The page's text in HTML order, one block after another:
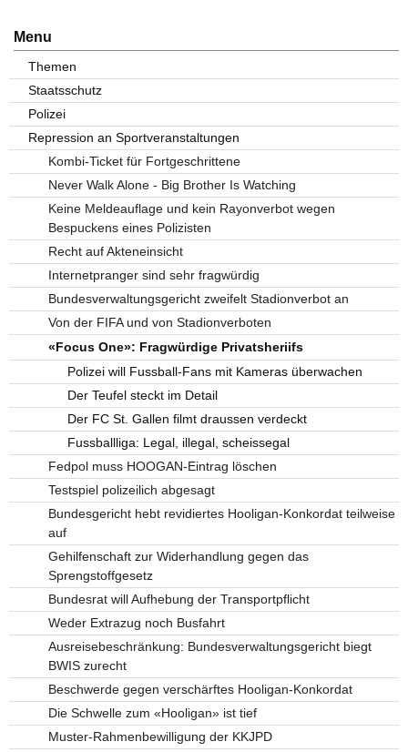
Menu
Themen
Staatsschutz
Polizei
Repression an Sportveranstaltungen
Kombi-Ticket für Fortgeschrittene
Never Walk Alone - Big Brother Is Watching
Keine Meldeauflage und kein Rayonverbot wegen
Bespuckens eines Polizisten
Recht auf Akteneinsicht
Internetpranger sind sehr fragwürdig
Bundesverwaltungsgericht zweifelt Stadionverbot an
Von der FIFA und von Stadionverboten
«Focus One»: Fragwürdige Privatsheriifs
Polizei will Fussball-Fans mit Kameras überwachen
Der Teufel steckt im Detail
Der FC St. Gallen filmt draussen verdeckt
Fussballliga: Legal, illegal, scheissegal
Fedpol muss HOOGAN-Eintrag löschen
Testspiel polizeilich abgesagt
Bundesgericht hebt revidiertes Hooligan-Konkordat teilweise
auf
Gehilfenschaft zur Widerhandlung gegen das
Sprengstoffgesetz
Bundesrat will Aufhebung der Transportpflicht
Weder Extrazug noch Busfahrt
Ausreisebeschränkung: Bundesverwaltungsgericht biegt
BWIS zurecht
Beschwerde gegen verschärftes Hooligan-Konkordat
Die Schwelle zum «Hooligan» ist tief
Muster-Rahmenbewilligung der KKJPD